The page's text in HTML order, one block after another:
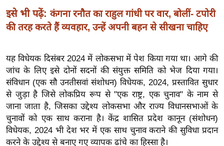
सा
ल
मि
सा
ल
श
ख्सि
य
त
इसे भी पढ़ें: कंगना रनौत का राहुल गांधी पर वार, बोलीं- टपोरी
की तरह करते हैं व्यवहार, उन्हें अपनी बहन से सीखना चाहिए
यह विधेयक दिसंबर 2024 में लोकसभा में पेश किया गया था। आगे की
जांच के लिए इसे दोनों सदनों की संयुक्त समिति को भेज दिया गया।
संविधान (एक सौ उनतीसवां संशोधन) विधेयक, 2024, प्रस्तावित सुधार
से जुड़ा है जिसे लोकप्रिय रूप से "एक राष्ट्र, एक चुनाव" के नाम से
जाना जाता है, जिसका उद्देश्य लोकसभा और राज्य विधानसभाओं के
चुनावों को एक साथ कराना है। केंद्र शासित प्रदेश कानून (संशोधन)
विधेयक, 2024 भी देश भर में एक साथ चुनाव कराने की सुविधा प्रदान
करने के उद्देश्य से बनाए गए व्यापक ढांचे का हिस्सा है।